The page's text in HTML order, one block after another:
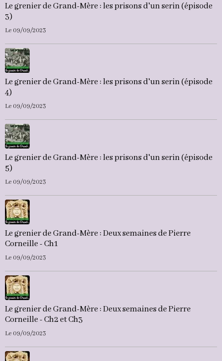
Le grenier de Grand-Mère : les prisons d'un serin (épisode
3)
Le 09/09/2023
Le grenier de Grand-Mère : les prisons d'un serin (épisode
4)
Le 09/09/2023
Le grenier de Grand-Mère : les prisons d'un serin (épisode
5)
Le 09/09/2023
Le grenier de Grand-Mère : Deux semaines de Pierre
Corneille - Ch1
Le 09/09/2023
Le grenier de Grand-Mère : Deux semaines de Pierre
Corneille - Ch2 et Ch3
Le 09/09/2023